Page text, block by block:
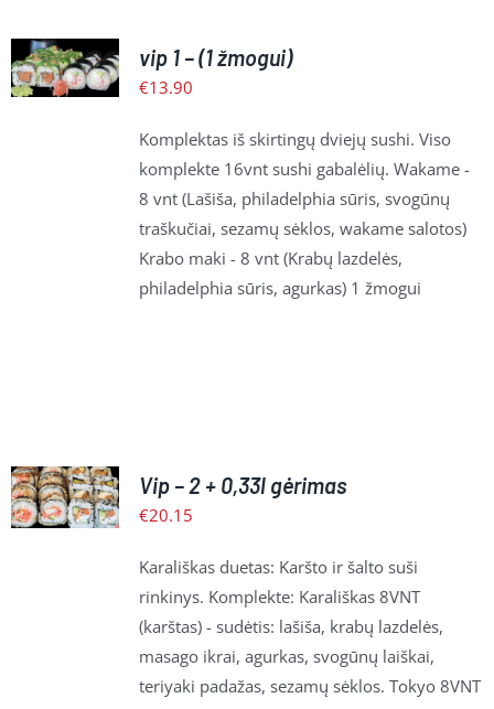
KREPŠELĮ
/
vip 1 – (1 žmogui)
€13.90
Komplektas iš skirtingų dviejų sushi. Viso
komplekte 16vnt sushi gabalėlių. Wakame -
8 vnt (Lašiša, philadelphia sūris, svogūnų
traškučiai, sezamų sėklos, wakame salotos)
Krabo maki - 8 vnt (Krabų lazdelės,
philadelphia sūris, agurkas) 1 žmogui
Į
KREPŠELĮ
/
Vip – 2 + 0,33l gėrimas
€20.15
Karališkas duetas: Karšto ir šalto suši
rinkinys. Komplekte: Karališkas 8VNT
(karštas) - sudėtis: lašiša, krabų lazdelės,
masago ikrai, agurkas, svogūnų laiškai,
teriyaki padažas, sezamų sėklos. Tokyo 8VNT